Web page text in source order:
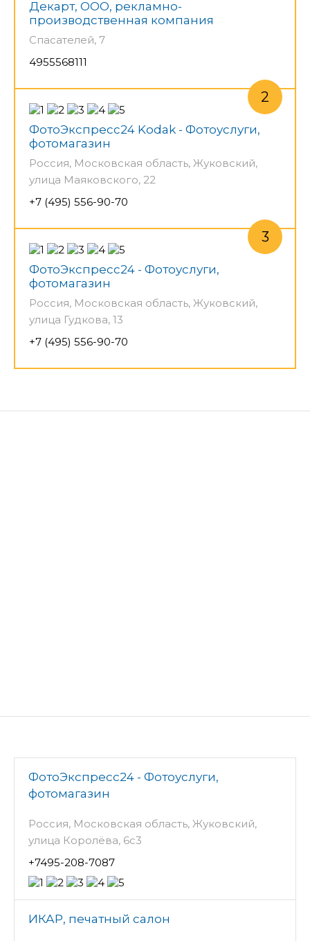
Декарт, ООО, рекламно-
производственная компания
Спасателей, 7
4955568111
ФотоЭкспресс24 Kodak - Фотоуслуги,
фотомагазин
Россия, Московская область, Жуковский,
улица Маяковского, 22
+7 (495) 556-90-70
ФотоЭкспресс24 - Фотоуслуги,
фотомагазин
Россия, Московская область, Жуковский,
улица Гудкова, 13
+7 (495) 556-90-70
ФотоЭкспресс24 - Фотоуслуги,
фотомагазин
Россия, Московская область, Жуковский,
улица Королёва, 6с3
+7495-208-7087
ИКАР, печатный салон